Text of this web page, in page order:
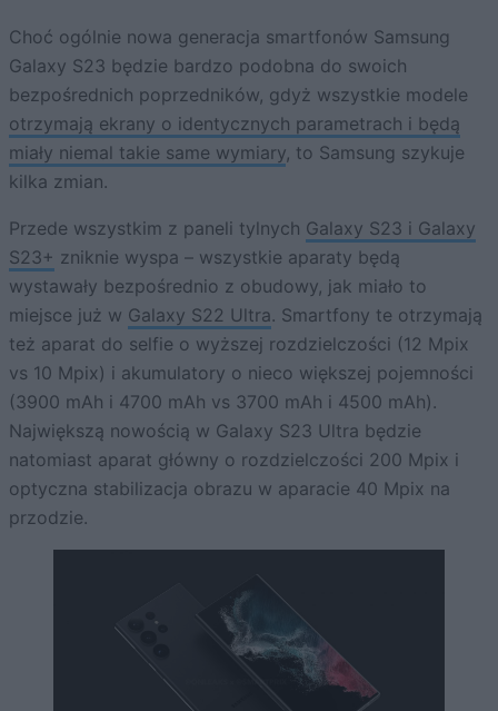
Choć ogólnie nowa generacja smartfonów Samsung
Galaxy S23 będzie bardzo podobna do swoich
bezpośrednich poprzedników, gdyż wszystkie modele
otrzymają ekrany o identycznych parametrach i będą
miały niemal takie same wymiary, to Samsung szykuje
kilka zmian.
Przede wszystkim z paneli tylnych Galaxy S23 i Galaxy
S23+ zniknie wyspa – wszystkie aparaty będą
wystawały bezpośrednio z obudowy, jak miało to
miejsce już w Galaxy S22 Ultra. Smartfony te otrzymają
też aparat do selfie o wyższej rozdzielczości (12 Mpix
vs 10 Mpix) i akumulatory o nieco większej pojemności
(3900 mAh i 4700 mAh vs 3700 mAh i 4500 mAh).
Największą nowością w Galaxy S23 Ultra będzie
natomiast aparat główny o rozdzielczości 200 Mpix i
optyczna stabilizacja obrazu w aparacie 40 Mpix na
przodzie.